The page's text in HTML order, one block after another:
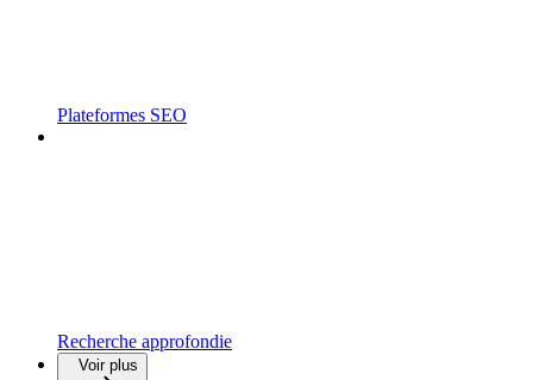
Plateformes SEO
Recherche approfondie
Voir plus